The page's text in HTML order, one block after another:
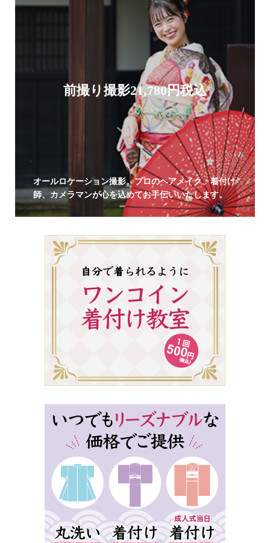
前撮り撮影21,780円税込
オールロケーション撮影。プロのヘアメイク、着付け
師、カメラマンが心を込めてお手伝いいたします。